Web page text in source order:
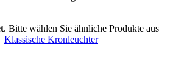
. Bitte wählen Sie ähnliche Produkte aus
Klassische Kronleuchter